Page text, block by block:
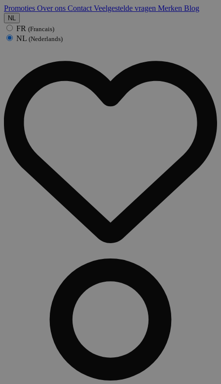
Promoties Over ons Contact Veelgestelde vragen Merken Blog
NL
FR (Francais)
NL (Nederlands)